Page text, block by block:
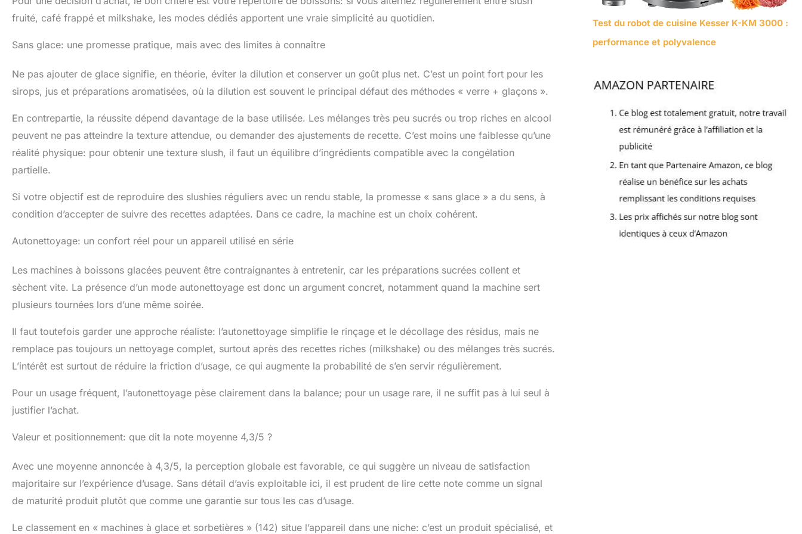
fruité, café frappé et milkshake, les modes dédiés apportent une vraie simplicité au quotidien.
Sans glace: une promesse pratique, mais avec des limites à connaître
Ne pas ajouter de glace signifie, en théorie, éviter la dilution et conserver un goût plus net. C’est un point fort pour les
sirops, jus et préparations aromatisées, où la dilution est souvent le principal défaut des méthodes « verre + glaçons ».
En contrepartie, la réussite dépend davantage de la base utilisée. Les mélanges très peu sucrés ou trop riches en alcool
peuvent ne pas atteindre la texture attendue, ou demander des ajustements de recette. C’est moins une faiblesse qu’une
réalité physique: pour obtenir une texture slush, il faut un équilibre d’ingrédients compatible avec la congélation
partielle.
Si votre objectif est de reproduire des slushies réguliers avec un rendu stable, la promesse « sans glace » a du sens, à
condition d’accepter de suivre des recettes adaptées. Dans ce cadre, la machine est un choix cohérent.
Autonettoyage: un confort réel pour un appareil utilisé en série
Les machines à boissons glacées peuvent être contraignantes à entretenir, car les préparations sucrées collent et
sèchent vite. La présence d’un mode autonettoyage est donc un argument concret, notamment quand la machine sert
plusieurs tournées lors d’une même soirée.
Il faut toutefois garder une approche réaliste: l’autonettoyage simplifie le rinçage et le décollage des résidus, mais ne
remplace pas toujours un nettoyage complet, surtout après des recettes riches (milkshake) ou des mélanges très sucrés.
L’intérêt est surtout de réduire la friction d’usage, ce qui augmente la probabilité de s’en servir régulièrement.
Pour un usage fréquent, l’autonettoyage pèse clairement dans la balance; pour un usage rare, il ne suffit pas à lui seul à
justifier l’achat.
Valeur et positionnement: que dit la note moyenne 4,3/5 ?
Avec une moyenne annoncée à 4,3/5, la perception globale est favorable, ce qui suggère un niveau de satisfaction
majoritaire sur l’expérience d’usage. Sans détail d’avis exploitable ici, il est prudent de lire cette note comme un signal
de maturité produit plutôt que comme une garantie sur tous les cas d’usage.
Le classement en « machines à glace et sorbetières » (142) situe l’appareil dans une niche: c’est un produit spécialisé, et
Test du robot de cuisine Kesser K-KM 3000 :
performance et polyvalence